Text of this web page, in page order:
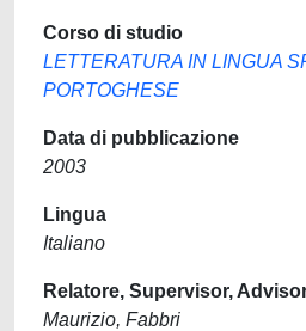
Corso di studio
LETTERATURA IN LINGUA
PORTOGHESE
Data di pubblicazione
2003
Lingua
Italiano
Relatore, Supervisor,
Maurizio, Fabbri